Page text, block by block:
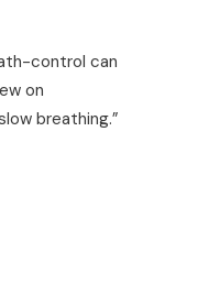
control can
on
breathing.”